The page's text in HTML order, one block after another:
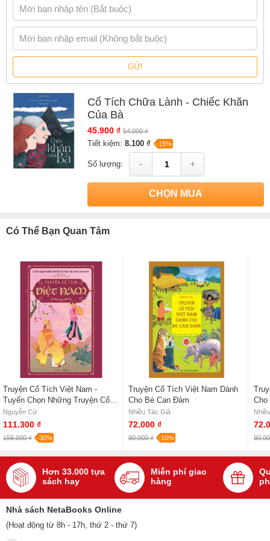
GỬI
Cổ Tích Chữa Lành - Chiếc Khăn
Của Bà
45.900 ₫ 54.000 ₫
Tiết kiệm:8.100 ₫ -15%
Số lượng: - +
CHỌN MUA
Có Thể Bạn Quan Tâm
Truyện Cổ Tích Việt Nam -
Tuyển Chọn Những Truyện Cổ
Tích Việt Nam Hay Nhất
Nguyễn Cừ
111.300 ₫
159.000 ₫ -30%
Truyện Cổ Tích Việt Nam Dành
Cho Bé Can Đảm
Nhiều Tác Giả
72.000 ₫
80.000 ₫ -10%
Cho
Hơn 33.000 tựa
sách hay
Miễn phí giao
hàng
Nhà sách NetaBooks Online
(Hoạt động từ 8h - 17h, thứ 2 - thứ 7)